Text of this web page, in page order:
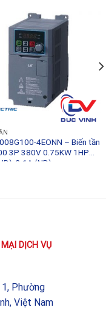
4EONN – Biến tần
3.1A (ND) –
DỊCH VỤ
Phường
Việt Nam